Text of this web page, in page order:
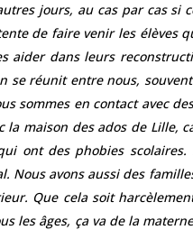
jours, au cas par cas
de faire venir les élèves
aider dans leurs
se réunit entre nous,
sommes en contact avec
la maison des ados de
ont des phobies
Nous avons aussi des
Que cela soit
les âges, ça va de la